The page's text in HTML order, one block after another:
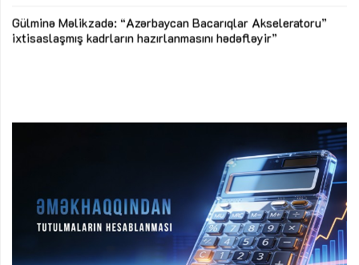
Gülminə Məlikzadə: “Azərbaycan Bacarıqlar Akseleratoru”
ixtisaslaşmış kadrların hazırlanmasını hədəfləyir”